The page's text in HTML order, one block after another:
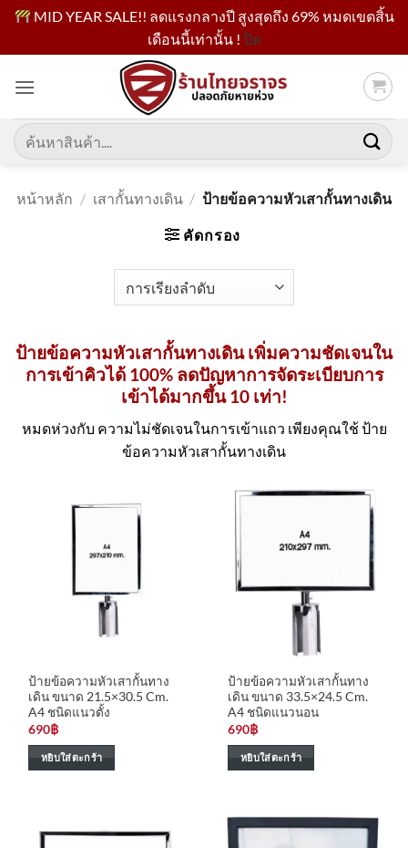
MID YEAR SALE!! ลดแรงกลางปี สูงสุดถึง 69% หมดเขตสิ้น
เดือนนี้เท่านั้น ! ปิด
เนื้อหา
ค้นหา:
หน้าหลัก / เสากั้นทางเดิน / ป้ายข้อความหัวเสากั้นทางเดิน
คัดกรอง
ป้ายข้อความหัวเสากั้นทางเดิน เพิ่มความชัดเจนใน
การเข้าคิวได้ 100% ลดปัญหาการจัดระเบียบการ
เข้าได้มากขึ้น 10 เท่า!
หมดห่วงกับ ความไม่ชัดเจนในการเข้าแถว เพียงคุณใช้ ป้าย
ข้อความหัวเสากั้นทางเดิน
ป้ายข้อความหัวเสากั้นทาง
เดิน ขนาด 21.5×30.5 Cm.
A4 ชนิดแนวตั้ง
690฿
หยิบใส่ตะกร้า
ป้ายข้อความหัวเสากั้นทาง
เดิน ขนาด 33.5×24.5 Cm.
A4 ชนิดแนวนอน
690฿
หยิบใส่ตะกร้า